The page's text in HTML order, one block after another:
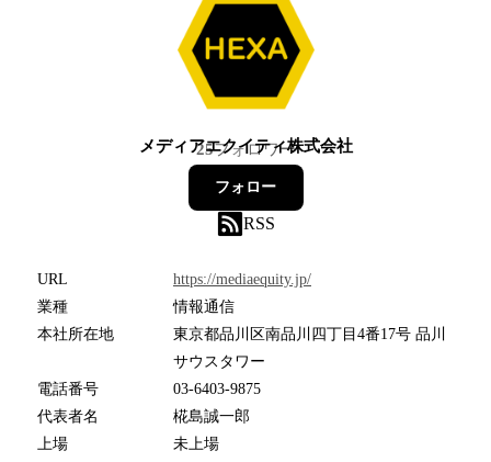
メディアエクイティ株式会社
25フォロワー
フォロー
RSS
URL
https://mediaequity.jp/
業種
情報通信
本社所在地
東京都品川区南品川四丁目4番17号 品川
サウスタワー
電話番号
03-6403-9875
代表者名
椛島誠一郎
上場
未上場